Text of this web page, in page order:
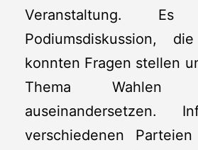
Veranstaltung.
Podiumsdiskussion,
konnten Fragen stellen
Thema Wahlen
auseinandersetzen.
verschiedenen